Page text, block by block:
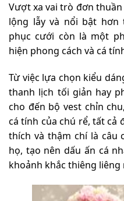
Vượt xa vai trò đơn
lộng lẫy và nổi bật
phục cưới còn là một
hiện phong cách và cá
Từ việc lựa chọn kiểu
thanh lịch tối giản hay
cho đến bộ vest chỉn
cá tính của chú rể, tất cả
thích và thậm chí là câu
họ, tạo nên dấu ấn cá
khoảnh khắc thiêng liêng